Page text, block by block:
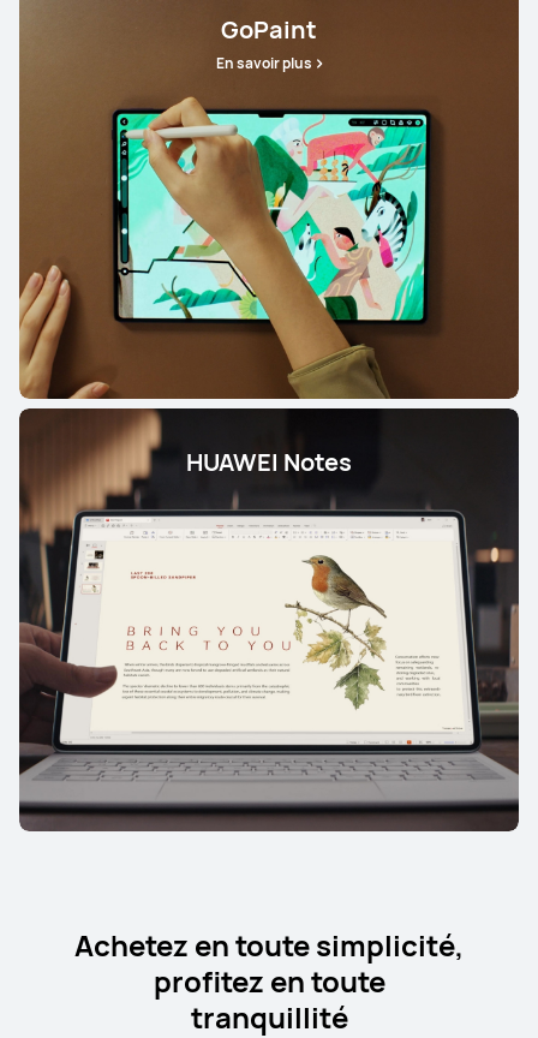
GoPaint
En savoir plus
HUAWEI Notes
Achetez en toute simplicité,
profitez en toute
tranquillité